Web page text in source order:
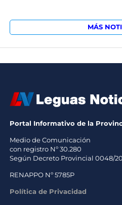
MÁS
Portal Informativo de la
Medio de Comunicación
con registro Nº 30.280
Según Decreto Provincial 0048/
RENAPPO Nº 5785P
Política de Privacidad